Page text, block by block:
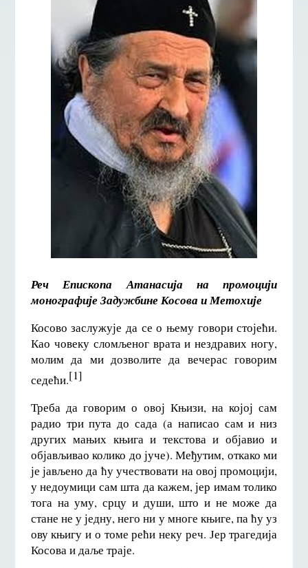
Реч Епископа Атанасија на промоцији
монографије Задужбине Косова и Метохије
Косово заслужује да се о њему говори стојећи.
Као човеку сломљеног врата и нездравих ногу,
молим да ми дозволите да вечерас говорим
седећи.[1]
Треба да говорим о овој Књизи, на којој сам
радио три пута до сада (а написао сам и низ
других мањих књига и текстова и објавио и
објављивао колико до јуче). Међутим, откако ми
је јављено да ћу учествовати на овој промоцији,
у недоумици сам шта да кажем, јер имам толико
тога на уму, срцу и души, што и не може да
стане не у једну, него ни у многе књиге, па ћу уз
ову књигу и о томе рећи неку реч. Јер трагедија
Косова и даље траје.